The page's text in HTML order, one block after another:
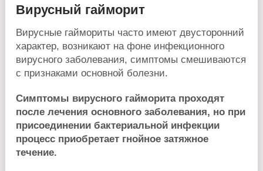
Вирусный гайморит
Вирусные гаймориты часто имеют двусторонний
характер, возникают на фоне инфекционного
вирусного заболевания, симптомы смешиваются
с признаками основной болезни.
Симптомы вирусного гайморита проходят
после лечения основного заболевания, но при
присоединении бактериальной инфекции
процесс приобретает гнойное затяжное
течение.